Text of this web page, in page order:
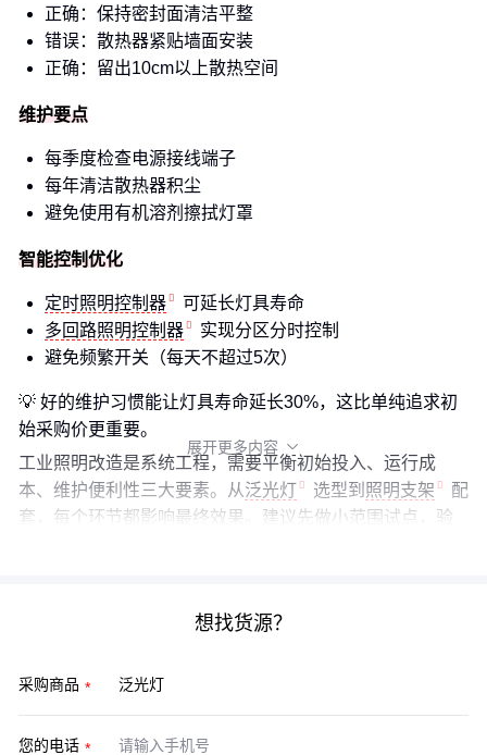
正确：保持密封面清洁平整
错误：散热器紧贴墙面安装
正确：留出10cm以上散热空间
维护要点
每季度检查电源接线端子
每年清洁散热器积尘
避免使用有机溶剂擦拭灯罩
智能控制优化
定时照明控制器
可延长灯具寿命
多回路照明控制器
实现分区分时控制
避免频繁开关（每天不超过5次）
💡 好的维护习惯能让灯具寿命延长30%，这比单纯追求初
始采购价更重要。
工业照明改造是系统工程，需要平衡初始投入、运行成
本、维护便利性三大要素。从泛光灯 选型到 照明支架
配
套，每个环节都影响最终效果。建议先做小范围试点，验
展开更多内容 
想找货源？
采购商品
您的电话